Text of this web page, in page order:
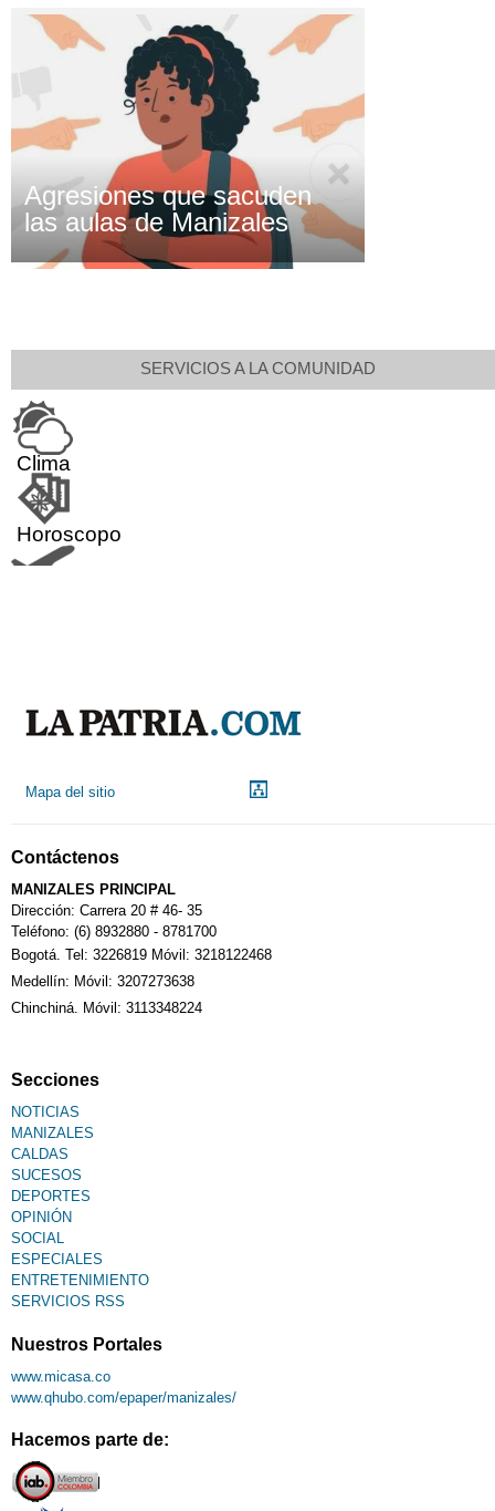
Agresiones que sacuden
las aulas de Manizales
SERVICIOS A LA COMUNIDAD
Clima
Horoscopo
Calendario Tributario
Sudoku
Mapa del sitio
Contáctenos
MANIZALES PRINCIPAL
Dirección: Carrera 20 # 46- 35
Teléfono: (6) 8932880 - 8781700
Bogotá. Tel: 3226819 Móvil: 3218122468
Medellín: Móvil: 3207273638
Chinchiná. Móvil: 3113348224
Secciones
NOTICIAS
MANIZALES
CALDAS
SUCESOS
DEPORTES
OPINIÓN
SOCIAL
ESPECIALES
ENTRETENIMIENTO
SERVICIOS RSS
Nuestros Portales
www.micasa.co
www.qhubo.com/epaper/manizales/
Hacemos parte de: